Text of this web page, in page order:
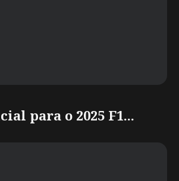
para o 2025 F1...